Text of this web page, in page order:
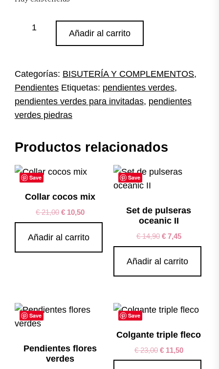
Pendientes
Añadir al carrito
Categorías: BISUTERÍA Y COMPLEMENTOS,
Pendientes Etiquetas: pendientes verdes,
pendientes verdes para invitadas, pendientes
verdes piedras
Productos relacionados
Save
Collar cocos mix
€21,00 € 10,50
Añadir al carrito
Save
Set de pulseras
oceanic II
€14,90 €7,45
Añadir al carrito
Save
Pendientes flores
verdes
Save
Colgante triple fleco
€23,00 €11,50